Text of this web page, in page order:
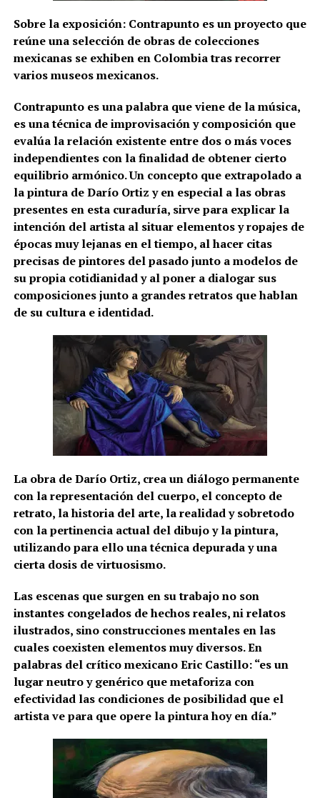
Sobre la exposición: Contrapunto es un proyecto que
reúne una selección de obras de colecciones
mexicanas se exhiben en Colombia tras recorrer
varios museos mexicanos.
Contrapunto es una palabra que viene de la música,
es una técnica de improvisación y composición que
evalúa la relación existente entre dos o más voces
independientes con la finalidad de obtener cierto
equilibrio armónico. Un concepto que extrapolado a
la pintura de Darío Ortiz y en especial a las obras
presentes en esta curaduría, sirve para explicar la
intención del artista al situar elementos y ropajes de
épocas muy lejanas en el tiempo, al hacer citas
precisas de pintores del pasado junto a modelos de
su propia cotidianidad y al poner a dialogar sus
composiciones junto a grandes retratos que hablan
de su cultura e identidad.
La obra de Darío Ortiz, crea un diálogo permanente
con la representación del cuerpo, el concepto de
retrato, la historia del arte, la realidad y sobretodo
con la pertinencia actual del dibujo y la pintura,
utilizando para ello una técnica depurada y una
cierta dosis de virtuosismo.
Las escenas que surgen en su trabajo no son
instantes congelados de hechos reales, ni relatos
ilustrados, sino construcciones mentales en las
cuales coexisten elementos muy diversos. En
palabras del crítico mexicano Eric Castillo: “es un
lugar neutro y genérico que metaforiza con
efectividad las condiciones de posibilidad que el
artista ve para que opere la pintura hoy en día.”